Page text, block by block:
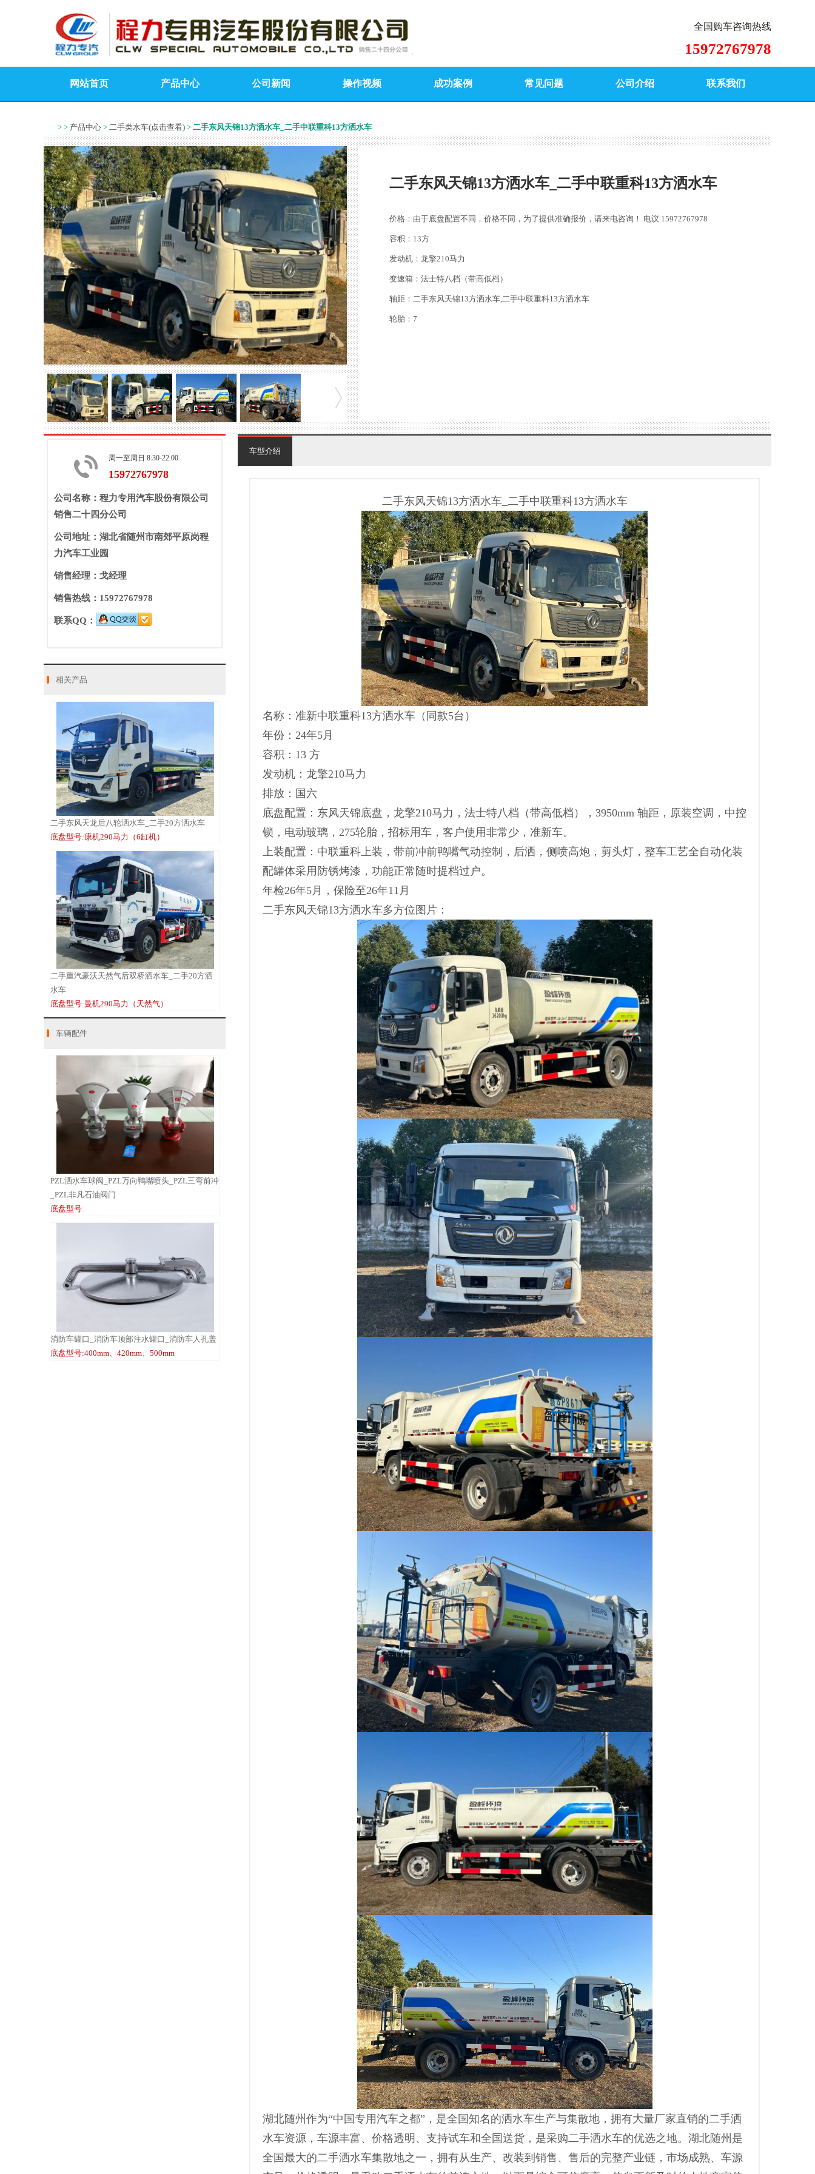
全国购车咨询热线
15972767978
网站首页 产品中心 公司新闻 操作视频 成功案例 常见问题 公司介绍 联系我们
> > 产品中心 > 二手类水车(点击查看) > 二手东风天锦13方洒水车_二手中联重科13方洒水车
二手东风天锦13方洒水车_二手中联重科13方洒水车
价格：由于底盘配置不同，价格不同，为了提供准确报价，请来电咨询！ 电议 15972767978
容积：13方
发动机：龙擎210马力
变速箱：法士特八档（带高低档）
轴距：二手东风天锦13方洒水车,二手中联重科13方洒水车
轮胎：7
周一至周日 8:30-22:00
15972767978
公司名称：程力专用汽车股份有限公司
销售二十四分公司
公司地址：湖北省随州市南郊平原岗程
力汽车工业园
销售经理：戈经理
销售热线：15972767978
联系QQ：
相关产品
二手东风天龙后八轮洒水车_二手20方洒水车
底盘型号:康机290马力（6缸机）
二手重汽豪沃天然气后双桥洒水车_二手20方洒
水车
底盘型号:曼机290马力（天然气）
车辆配件
PZL洒水车球阀_PZL万向鸭嘴喷头_PZL三弯前冲
_PZL非凡石油阀门
底盘型号:
消防车罐口_消防车顶部注水罐口_消防车人孔盖
底盘型号:400mm、420mm、500mm
车型介绍
二手东风天锦13方洒水车_二手中联重科13方洒水车
名称：准新中联重科13方洒水车（同款5台）
年份：24年5月
容积：13 方
发动机：龙擎210马力
排放：国六
底盘配置：东风天锦底盘，龙擎210马力，法士特八档（带高低档），3950mm 轴距，原装空调，中控
锁，电动玻璃，275轮胎，招标用车，客户使用非常少，准新车。
上装配置：中联重科上装，带前冲前鸭嘴气动控制，后洒，侧喷高炮，剪头灯，整车工艺全自动化装
配罐体采用防锈烤漆，功能正常随时提档过户。
年检26年5月，保险至26年11月
二手东风天锦13方洒水车多方位图片：
‌湖北随州‌作为“中国专用汽车之都”，是全国知名的洒水车生产与集散地，拥有大量‌厂家直销‌的二手洒
水车资源，车源丰富、价格透明、支持试车和全国送货，是采购二手洒水车的优选之地。湖北随州‌是
全国最大的‌二手洒水车集散地‌之一，拥有从生产、改装到销售、售后的完整产业链，市场成熟、车源